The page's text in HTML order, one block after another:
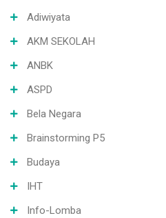
Adiwiyata
AKM SEKOLAH
ANBK
ASPD
Bela Negara
Brainstorming P5
Budaya
IHT
Info-Lomba